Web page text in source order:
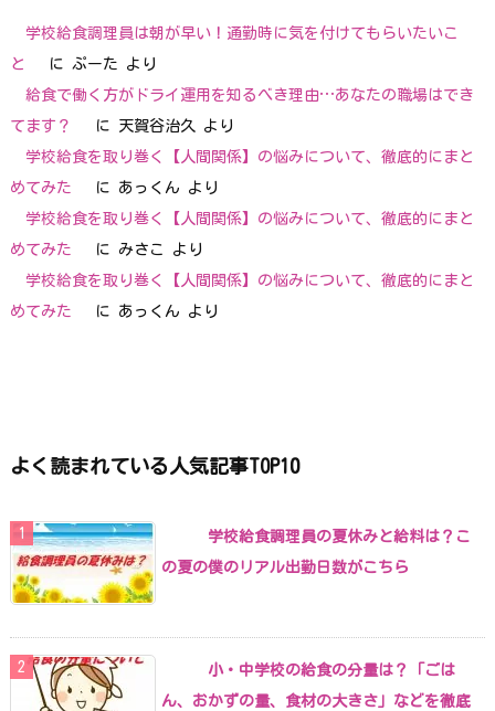
学校給食調理員は朝が早い！通勤時に気を付けてもらいたいこ
と
に ぷーた より
給食で働く方がドライ運用を知るべき理由…あなたの職場はでき
てます？
に 天賀谷治久 より
学校給食を取り巻く【人間関係】の悩みについて、徹底的にまと
めてみた
に あっくん より
学校給食を取り巻く【人間関係】の悩みについて、徹底的にまと
めてみた
に みさこ
より
学校給食を取り巻く【人間関係】の悩みについて、徹底的にまと
めてみた
に あっくん より
よく読まれている人気記事TOP10
学校給食調理員の夏休みと給料は？こ
の夏の僕のリアル出勤日数がこちら
小・中学校の給食の分量は？「ごは
ん、おかずの量、食材の大きさ」などを徹底